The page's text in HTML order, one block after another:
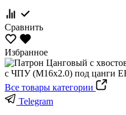
Сравнить
Избранное
Все товары категории
Telegram